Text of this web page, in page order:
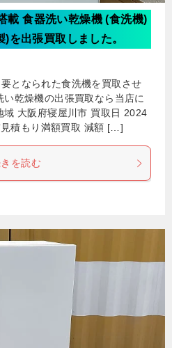
載 食器洗い乾燥機 (食洗機)
を出張買取しました。
となられた食洗機を買取させ
乾燥機の出張買取なら当店に
域 大阪府寝屋川市 買取日 2024
積もり満額買取 減額 […]
を読む